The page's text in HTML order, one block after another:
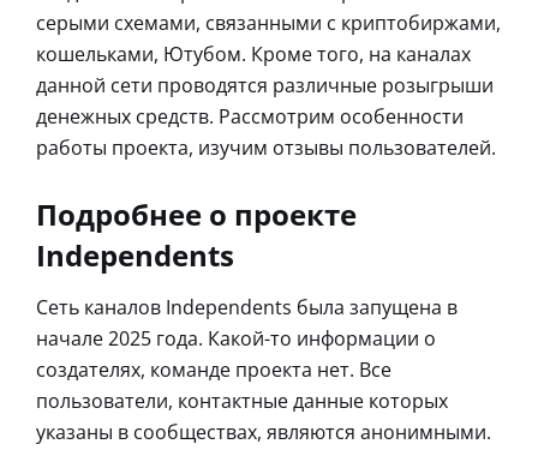
серыми схемами, связанными с криптобиржами,
кошельками, Ютубом. Кроме того, на каналах
данной сети проводятся различные розыгрыши
денежных средств. Рассмотрим особенности
работы проекта, изучим отзывы пользователей.
Подробнее о проекте
Independents
Сеть каналов Independents была запущена в
начале 2025 года. Какой-то информации о
создателях, команде проекта нет. Все
пользователи, контактные данные которых
указаны в сообществах, являются анонимными.